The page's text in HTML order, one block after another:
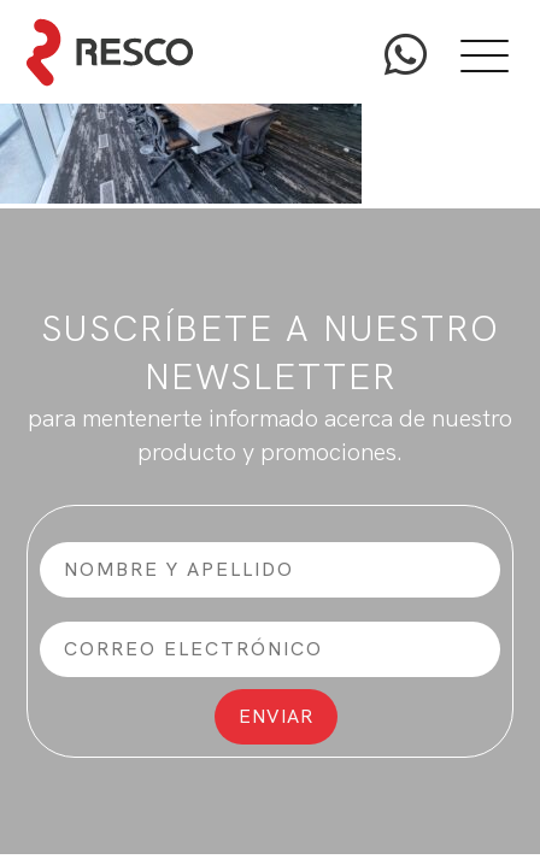
SUSCRÍBETE A NUESTRO
NEWSLETTER
para mentenerte informado acerca de nuestro
producto y promociones.